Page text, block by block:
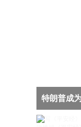
特朗普成